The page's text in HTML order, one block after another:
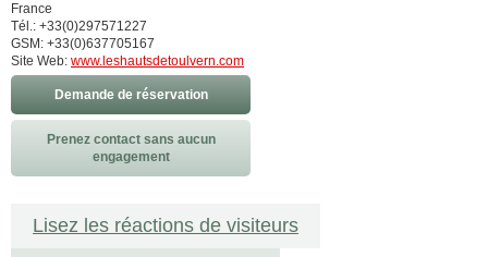
France
Tél.: +33(0)297571227
GSM: +33(0)637705167
Site Web: www.leshautsdetoulvern.com
Demande de réservation
Prenez contact sans aucun
engagement
Lisez les réactions de visiteurs